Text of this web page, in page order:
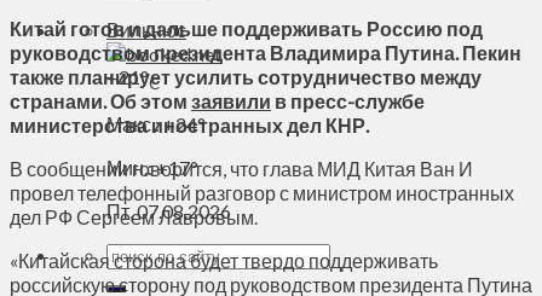
Вильнюс
+21°C
Макс.:+24°
Мин.:+17°
Пт, 07.08.2026
Китай готов и дальше поддерживать Россию под
руководством президента Владимира Путина. Пекин
также планирует усилить сотрудничество между
странами. Об этом заявили в пресс-службе
министерства иностранных дел КНР.
В сообщении говорится, что глава МИД Китая Ван И
провел телефонный разговор с министром иностранных
дел РФ Сергеем Лавровым.
«Китайская сторона будет твердо поддерживать
российскую сторону под руководством президента Путина